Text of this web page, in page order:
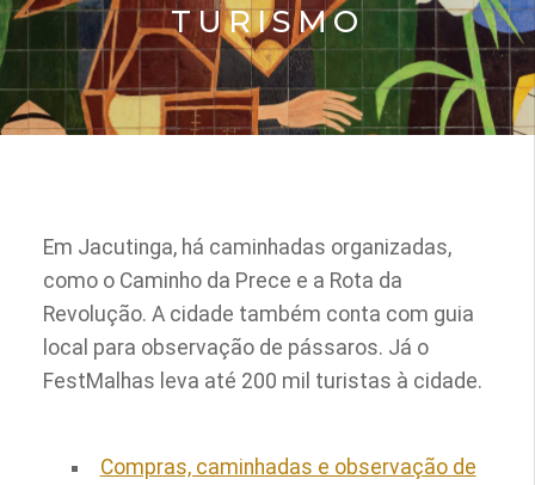
TURISMO
Em Jacutinga, há caminhadas organizadas,
como o Caminho da Prece e a Rota da
Revolução. A cidade também conta com guia
local para observação de pássaros. Já o
FestMalhas leva até 200 mil turistas à cidade.
Compras, caminhadas e observação de